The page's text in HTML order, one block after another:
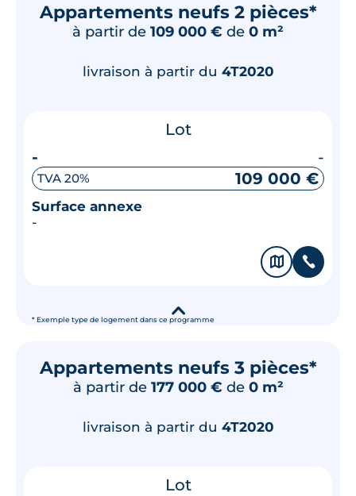
Appartements neufs 2 pièces*
à partir de 109 000 € de 0 m²
* Exemple type de logement dans ce programme
livraison à partir du 4T2020
Lot
-
-
TVA 20% 109 000 €
Surface annexe
-
🗞 📞
▾
Appartements neufs 3 pièces*
à partir de 177 000 € de 0 m²
livraison à partir du 4T2020
Lot